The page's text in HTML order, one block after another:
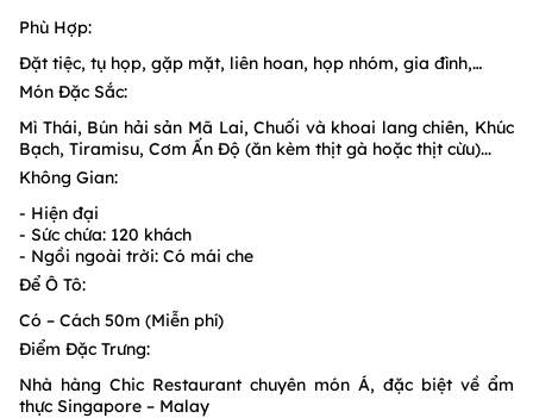
Phù Hợp:
Đặt tiệc, tụ họp, gặp mặt, liên hoan, họp nhóm, gia đình,…
Món Đặc Sắc:
Mì Thái, Bún hải sản Mã Lai, Chuối và khoai lang chiên, Khúc
Bạch, Tiramisu, Cơm Ấn Độ (ăn kèm thịt gà hoặc thịt cừu)...
Không Gian:
- Hiện đại
- Sức chứa: 120 khách
- Ngồi ngoài trời: Có mái che
Để Ô Tô:
Có – Cách 50m (Miễn phí)
Điểm Đặc Trưng:
Nhà hàng Chic Restaurant chuyên món Á, đặc biệt về ẩm
thực Singapore – Malay